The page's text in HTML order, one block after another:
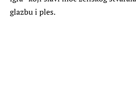
glazbu i ples.